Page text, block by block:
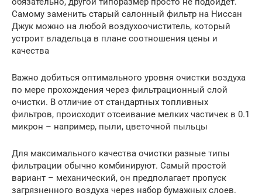
Самому заменить старый салонный фильтр на Ниссан
Джук можно на любой воздухоочиститель, который
устроит владельца в плане соотношения цены и
качества
Важно добиться оптимального уровня очистки воздуха
по мере прохождения через фильтрационный слой
очистки. В отличие от стандартных топливных
фильтров, происходит отсеивание мелких частичек в 0.1
микрон – например, пыли, цветочной пыльцы
Для максимального качества очистки разные типы
фильтрации обычно комбинируют. Самый простой
вариант – механический, он предполагает пропуск
загрязненного воздуха через набор бумажных слоев.